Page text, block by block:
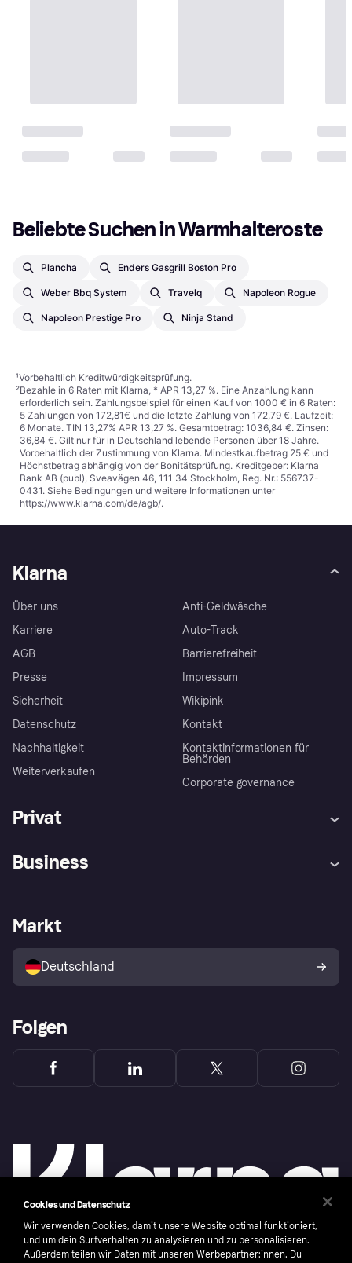
Beliebte Suchen in Warmhalteroste
Plancha Enders Gasgrill Boston Pro
Weber Bbq System Travelq Napoleon Rogue
Napoleon Prestige Pro Ninja Stand
¹Vorbehaltlich Kreditwürdigkeitsprüfung.
²Bezahle in 6 Raten mit Klarna, * APR 13,27 %. Eine Anzahlung kann
erforderlich sein. Zahlungsbeispiel für einen Kauf von 1000 € in 6 Raten:
5 Zahlungen von 172,81€ und die letzte Zahlung von 172,79 €. Laufzeit:
6 Monate. TIN 13,27% APR 13,27 %. Gesamtbetrag: 1036,84 €. Zinsen:
36,84 €. Gilt nur für in Deutschland lebende Personen über 18 Jahre.
Vorbehaltlich der Zustimmung von Klarna. Mindestkaufbetrag 25 € und
Höchstbetrag abhängig von der Bonitätsprüfung. Kreditgeber: Klarna
Bank AB (publ), Sveavägen 46, 111 34 Stockholm, Reg. Nr.: 556737-
0431. Siehe Bedingungen und weitere Informationen unter
https://www.klarna.com/de/agb/.
Klarna
Über uns
Karriere
AGB
Presse
Sicherheit
Datenschutz
Nachhaltigkeit
Weiterverkaufen
Anti-Geldwäsche
Auto-Track
Barrierefreiheit
Impressum
Wikipink
Kontakt
Kontaktinformationen für
Behörden
Corporate governance
Privat
Klarna App
Shops entdecken
Käuferschutzrichtlinie
Dein Widerrufsrecht
Business
Händlerportal
Markt
Deutschland
Folgen
Cookies und Datenschutz
Wir verwenden Cookies, damit unsere Website optimal funktioniert,
und um dein Surfverhalten zu analysieren und zu personalisieren.
Außerdem teilen wir Daten mit unseren Werbepartner:innen. Du